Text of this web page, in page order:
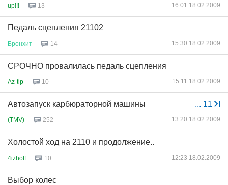
up!!! 13 16:01 18.02.2009
Педаль сцепления 21102
Бронхит 14 15:30 18.02.2009
СРОЧНО провалилась педаль сцепления
Az-tip 10 15:11 18.02.2009
... 11
Автозапуск карбюраторной машины
(TMV) 252 13:20 18.02.2009
Холостой ход на 2110 и продолжение..
4izhoff 10 12:23 18.02.2009
Выбор колес